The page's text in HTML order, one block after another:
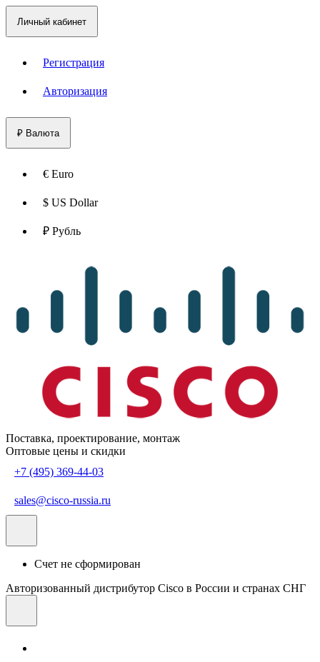
Личный кабинет
Регистрация
Авторизация
₽ Валюта
€ Euro
$ US Dollar
₽ Рубль
Поставка, проектирование, монтаж
Оптовые цены и скидки
+7 (495) 369-44-03
sales@cisco-russia.ru
Счет не сформирован
Авторизованный дистрибутор Cisco в России и странах СНГ